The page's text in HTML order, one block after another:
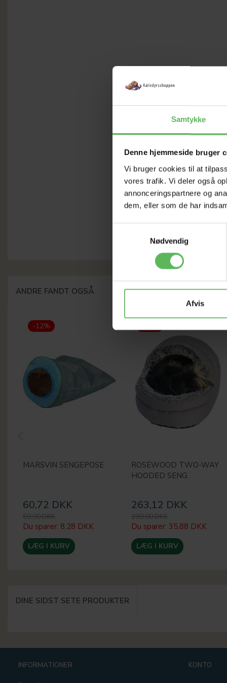
Samtykke
Denne hjemmeside bruger
Vi bruger cookies til at
vores trafik. Vi deler også
annonceringspartnere og
dem, eller som de har
Nødvendig
Afvis
ANDRE FANDT OGSÅ
-12%
MARSVIN SENGEPOSE
60,72 DKK
69,00 DKK
Du sparer: 8,28 DKK
LÆG I KURV
ROSEWOOD TWO-WAY
HOODED SENG
263,12 DKK
299,00 DKK
Du sparer: 35,88 DKK
LÆG I KURV
DINE SIDST SETE PRODUKTER
INFORMATIONER KONTO